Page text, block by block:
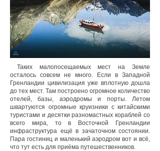
Таких малопосещаемых мест на Земле
осталось совсем не много. Если в Западной
Гренландии цивилизация уже вплотную дошла
до тех мест. Там построено огромное количество
отелей, базы, аэродромы и порты. Летом
швартуются огромные круизники с китайскими
туристами и десятки разномастных кораблей со
всего мира, то в Восточной Гренландии
инфраструктура ещё в зачаточном состоянии.
Пара гостиниц и маленький аэродром вот и всё,
что тут есть для приёма путешественников.